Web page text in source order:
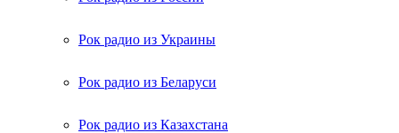
Рок радио из Украины
Рок радио из Беларуси
Рок радио из Казахстана